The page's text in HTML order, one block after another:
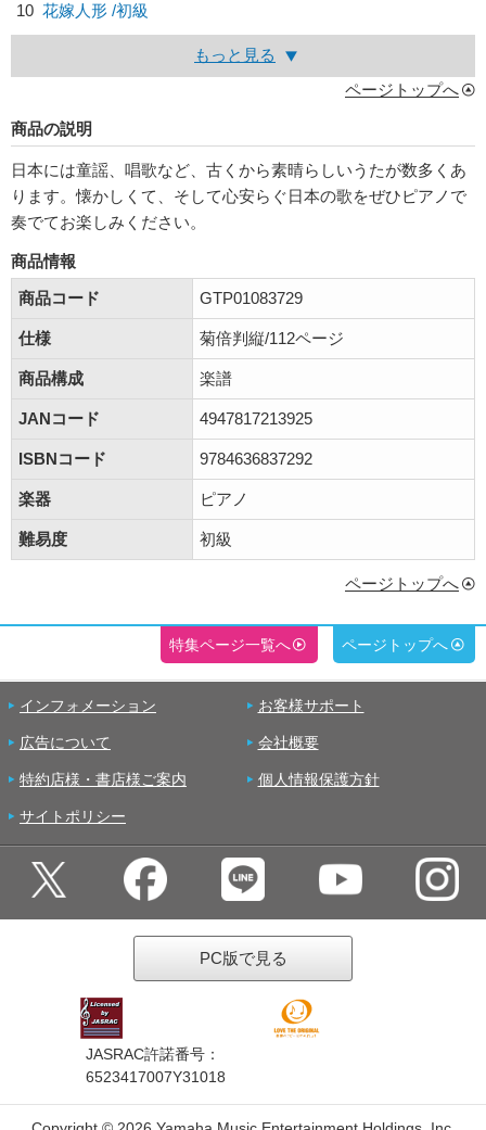
10 花嫁人形 /初級
もっと見る
ページトップへ
商品の説明
日本には童謡、唱歌など、古くから素晴らしいうたが数多くあ
ります。懐かしくて、そして心安らぐ日本の歌をぜひピアノで
奏でてお楽しみください。
商品情報
商品コード
GTP01083729
仕様 菊倍判縦/112ページ
商品構成 楽譜
JANコード 4947817213925
ISBNコード 9784636837292
楽器 ピアノ
難易度 初級
ページトップへ
特集ページ一覧へ ページトップへ
インフォメーション お客様サポート
広告について 会社概要
特約店様・書店様ご案内 個人情報保護方針
サイトポリシー
PC版で見る
JASRAC許諾番号：
6523417007Y31018